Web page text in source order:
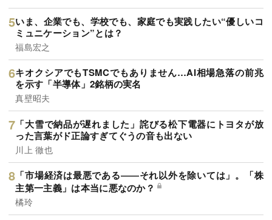
いま、企業でも、学校でも、家庭でも実践したい“優しいコ
ミュニケーション”とは？
福島宏之
キオクシアでもTSMCでもありません…AI相場急落の前兆
を示す「半導体」2銘柄の実名
真壁昭夫
「大雪で納品が遅れました」詫びる松下電器にトヨタが放
った言葉がド正論すぎてぐうの音も出ない
川上 徹也
「市場経済は最悪である――それ以外を除いては」。「株
主第一主義」は本当に悪なのか？
橘玲